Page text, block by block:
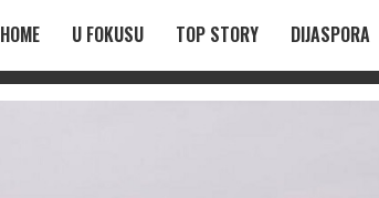
HOME U FOKUSU TOP STORY DIJASPORA